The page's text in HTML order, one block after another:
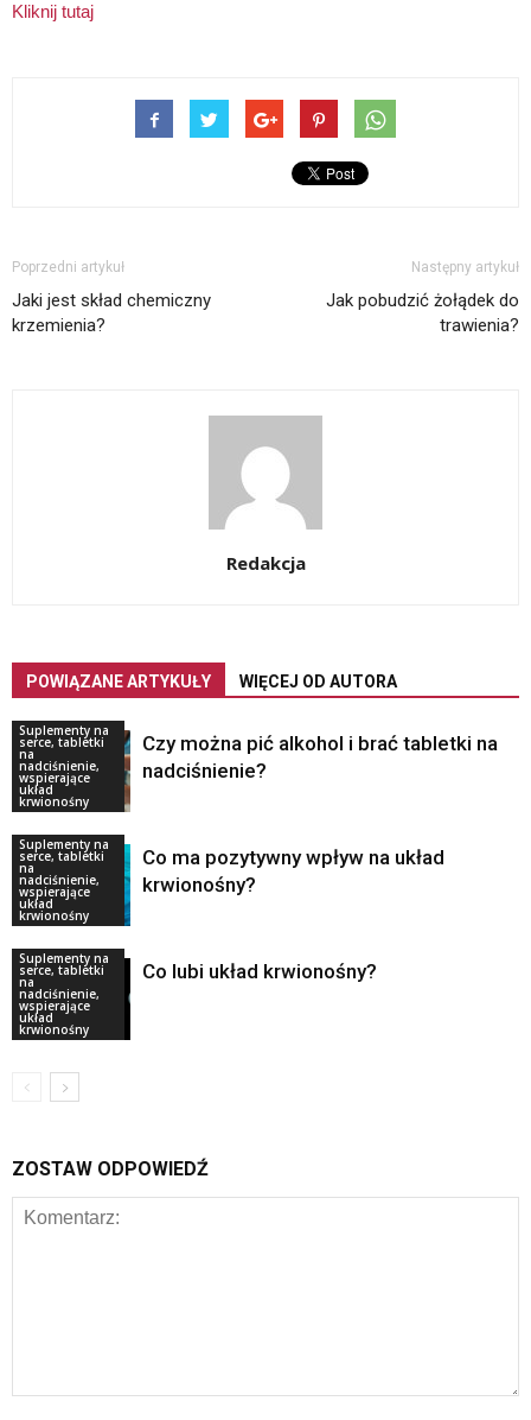
Kliknij tutaj
Poprzedni artykuł
Jaki jest skład chemiczny
krzemienia?
Następny artykuł
Jak pobudzić żołądek do
trawienia?
Redakcja
POWIĄZANE ARTYKUŁY WIĘCEJ OD AUTORA
Suplementy na
serce, tabletki
na
nadciśnienie,
wspierające
układ
krwionośny
Czy można pić alkohol i brać tabletki na
nadciśnienie?
Suplementy na
serce, tabletki
na
nadciśnienie,
wspierające
układ
krwionośny
Co ma pozytywny wpływ na układ
krwionośny?
Suplementy na
serce, tabletki
na
nadciśnienie,
wspierające
układ
krwionośny
Co lubi układ krwionośny?
ZOSTAW ODPOWIEDŹ